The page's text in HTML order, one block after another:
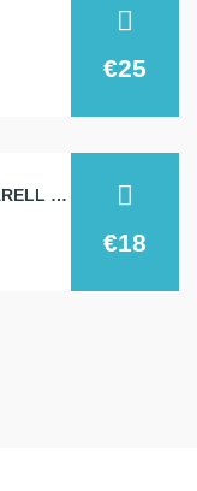
€25
MITTWOCH-MORGEN-MALEN: AQUARELL 15.4.
€18